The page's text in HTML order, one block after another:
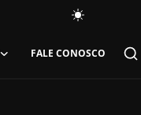
FALE CONOSCO